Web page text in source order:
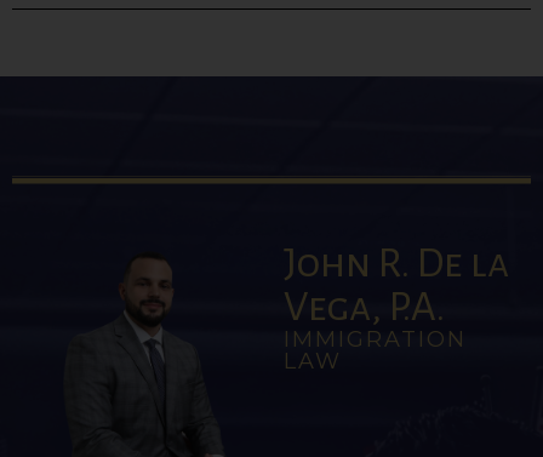
John R. De la
Vega, P.A.
IMMIGRATION
LAW